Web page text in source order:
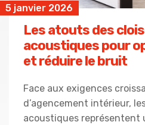
5 janvier 2026
Les atouts des
acoustiques pour
et réduire le bruit
Face aux exigences
d’agencement intérieur,
acoustiques représentent